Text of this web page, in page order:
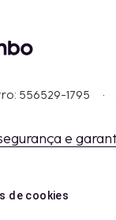
556529-1795
e
de cookies